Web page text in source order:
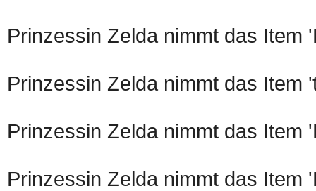
Prinzessin Zelda nimmt das Item
Prinzessin Zelda nimmt das Item
Prinzessin Zelda nimmt das Item
Prinzessin Zelda nimmt das Item